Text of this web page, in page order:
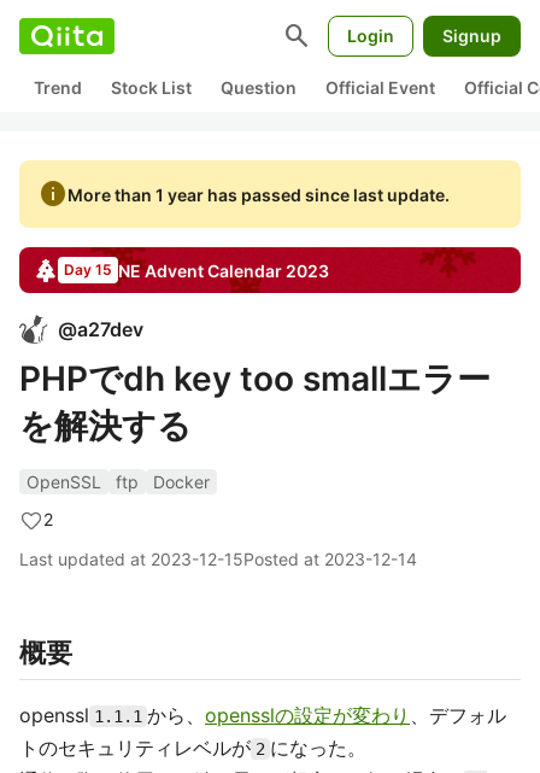
search Login Signup
Trend Stock List Question Official Event Official
infoMore than 1 year has passed since last update.
Day 15 NEAdvent Calendar 2023
@a27dev
PHPでdh key too smallエラー
を解決する
OpenSSL ftp
Docker
2
Last updated at 2023-12-15Posted at 2023-12-14
概要
openssl 1.1.1 から、 opensslの設定が変わり 、デフォル
トのセキュリティレベルが 2 になった。